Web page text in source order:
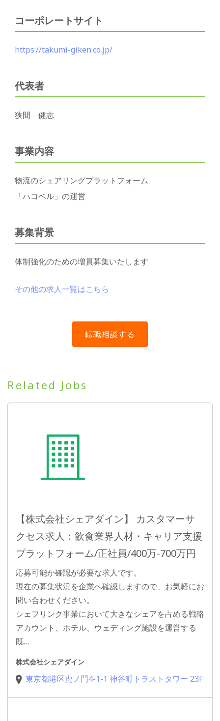
コーポレートサイト
https://takumi-giken.co.jp/
代表者
狭間 健志
事業内容
物流のシェアリングプラットフォーム
「ハコベル」の運営
募集背景
体制強化のための増員募集いたします
その他の求人一覧はこちら
Related Jobs
【株式会社シェアダイン】 カスタマーサ
クセス求人：飲食業界人材・キャリア支援
プラットフォーム/正社員/400万-700万円
応募可能か確認が必要な求人です。
現在の募集状況を企業へ確認しますので、お気軽にお
問い合わせください。
シェフリンク事業において大きなシェアを占める戦略
アカウント、ホテル、ウェディング施設を運営する
既…
株式会社シェアダイン
東京都港区虎ノ門4-1-1 神谷町トラストタワー 23F